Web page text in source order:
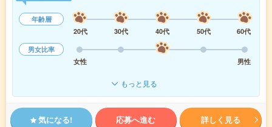
年齢層
20代
30代 40代 50代
60代
男女比率
女性
男性
もっと見る
気になる! 応募へ進む 詳しく見る